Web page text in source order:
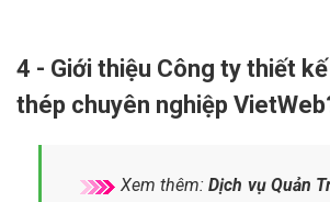
4 - Giới thiệu Công ty thiết
thép chuyên nghiệp
Xem thêm:Dịch vụ Quản